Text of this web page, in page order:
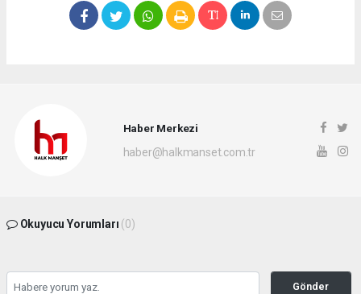
Haber Merkezi
haber@halkmanset.com.tr
Okuyucu Yorumları (0)
Gönder